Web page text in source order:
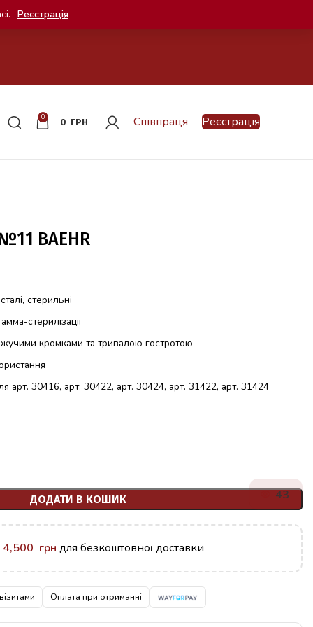
0
0 ГРН Співпраця Реєстрація
BAEHR
стерильні
стерилізації
кромками та тривалою гостротою
арт. 30416, арт. 30422, арт. 30424, арт. 31422, арт. 31424
ДОДАТИ В КОШИК 43
4,500 грн для безкоштовної доставки
Оплата при отриманні
Реєстрація